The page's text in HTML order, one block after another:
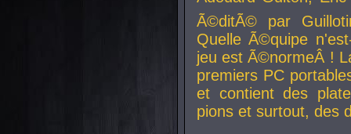
Ã©ditÃ© par
Quelle Ã©quipe
jeu est Ã©normeÂ !
premiers PC
et contient des
pions et surtout, des